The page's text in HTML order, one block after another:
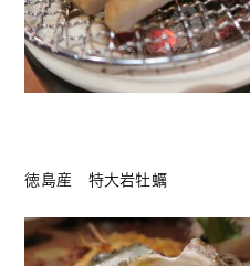
徳島産 特大岩牡蠣